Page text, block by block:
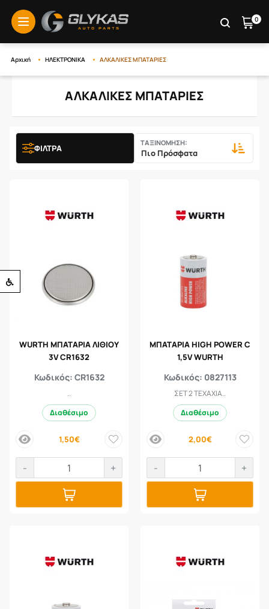
Προσβασιμότητα
menu
0
Αρχική ΗΛΕΚΤΡΟΝΙΚΑ ΑΛΚΑΛΙΚΕΣ ΜΠΑΤΑΡΙΕΣ
ΑΛΚΑΛΙΚΕΣ ΜΠΑΤΑΡΙΕΣ
ΤΑΞΙΝΟΜΗΣΗ:
ΦΙΛΤΡΑ
WURTH ΜΠΑΤΑΡΙΑ ΛΙΘΙΟΥ
3V CR1632
Κωδικός: CR1632
..
Διαθέσιμο
price 1,50€
- +
ΜΠΑΤΑΡΙΑ HIGH POWER C
1,5V WURTH
Κωδικός: 0827113
ΣΕΤ 2 ΤΕΧΑΧΙΑ..
Διαθέσιμο
price 2,00€
- +